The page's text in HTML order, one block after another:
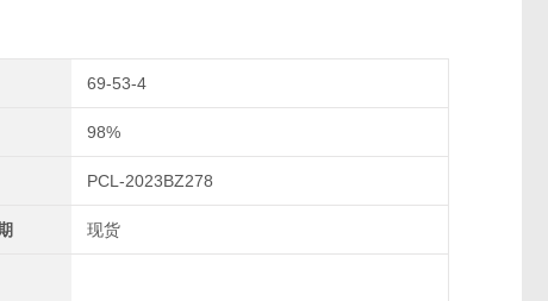
69-53-4
98%
PCL-2023BZ278
现货